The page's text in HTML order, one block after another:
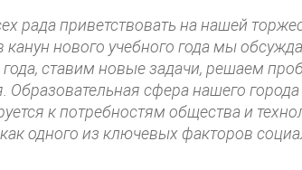
рада приветствовать на нашей
нового учебного года мы
ставим новые задачи, решаем
Образовательная сфера нашего
к потребностям общества и
одного из ключевых факторов